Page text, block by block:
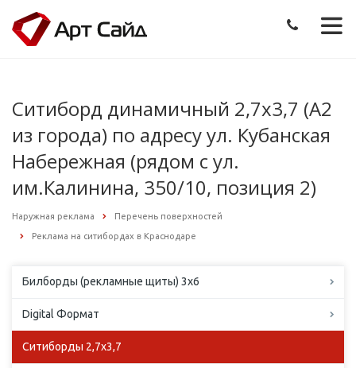
Ситиборд динамичный 2,7х3,7 (А2
из города) по адресу ул. Кубанская
Набережная (рядом с ул.
им.Калинина, 350/10, позиция 2)
Наружная реклама Перечень поверхностей
Реклама на ситибордах в Краснодаре
Билборды (рекламные щиты) 3х6
Digital Формат
Ситиборды 2,7х3,7